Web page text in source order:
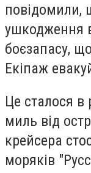
повідомили,
ушкодження
боєзапасу,
Екіпаж
Це сталося в
миль від
крейсера
моряків